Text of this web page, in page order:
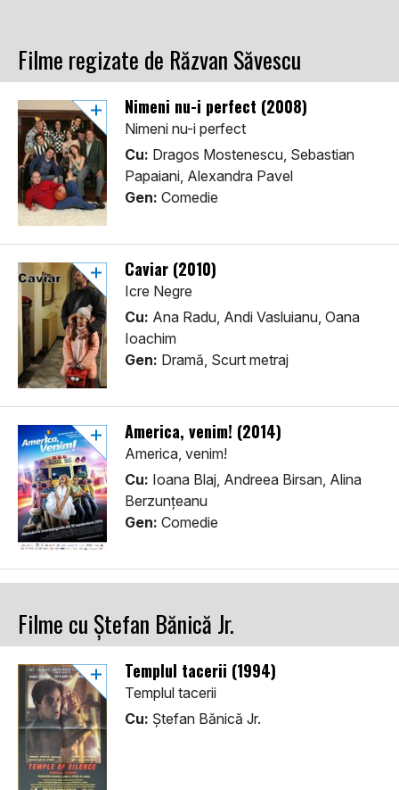
Filme regizate de Răzvan Săvescu
Nimeni nu-i perfect (2008)
Nimeni nu-i perfect
Cu: Dragos Mostenescu, Sebastian
Papaiani, Alexandra Pavel
Gen: Comedie
Caviar (2010)
Icre Negre
Cu: Ana Radu, Andi Vasluianu, Oana
Ioachim
Gen: Dramă, Scurt metraj
America, venim! (2014)
America, venim!
Cu: Ioana Blaj, Andreea Birsan, Alina
Berzunțeanu
Gen: Comedie
Filme cu Ștefan Bănică Jr.
Templul tacerii (1994)
Templul tacerii
Cu: Ștefan Bănică Jr.